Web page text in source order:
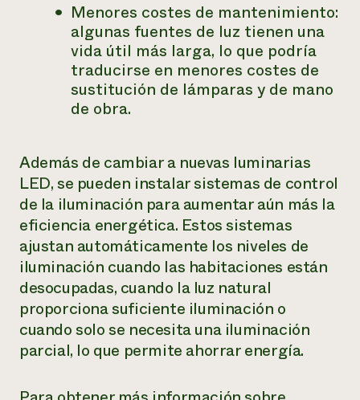
Menores costes de mantenimiento:
algunas fuentes de luz tienen una
vida útil más larga, lo que podría
traducirse en menores costes de
sustitución de lámparas y de mano
de obra.
Además de cambiar a nuevas luminarias
LED, se pueden instalar sistemas de control
de la iluminación para aumentar aún más la
eficiencia energética. Estos sistemas
ajustan automáticamente los niveles de
iluminación cuando las habitaciones están
desocupadas, cuando la luz natural
proporciona suficiente iluminación o
cuando solo se necesita una iluminación
parcial, lo que permite ahorrar energía.